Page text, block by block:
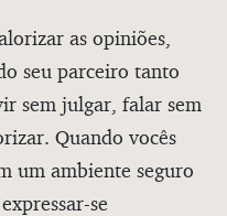
as opiniões,
seu parceiro tanto
sem julgar, falar sem
Quando vocês
um ambiente seguro
se